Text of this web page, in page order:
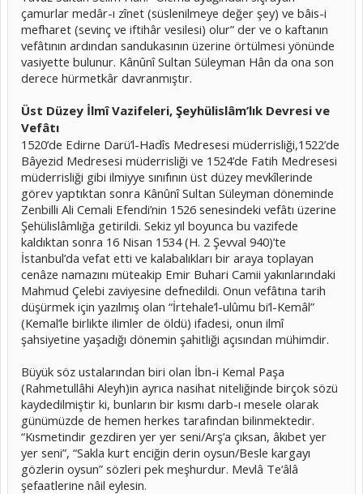
çamurlar medâr-ı zînet (süslenilmeye değer şey) ve bâis-i
mefharet (sevinç ve iftihâr vesilesi) olur” der ve o kaftanın
vefâtının ardından sandukasının üzerine örtülmesi yönünde
vasiyette bulunur. Kânûnî Sultan Süleyman Hân da ona son
derece hürmetkâr davranmıştır.
Üst Düzey İlmî Vazifeleri, Şeyhülislâm’lık Devresi ve
Vefâtı
1520’de Edirne Darü’l-Hadîs Medresesi müderrisliği,1522’de
Bâyezid Medresesi müderrisliği ve 1524’de Fatih Medresesi
müderrisliği gibi ilmiyye sınıfının üst düzey mevkîlerinde
görev yaptıktan sonra Kânûnî Sultan Süleyman döneminde
Zenbilli Ali Cemali Efendi’nin 1526 senesindeki vefâtı üzerine
Şehülislâmlığa getirildi. Sekiz yıl boyunca bu vazifede
kaldıktan sonra 16 Nisan 1534 (H. 2 Şevval 940)’te
İstanbul’da vefat etti ve kalabalıkları bir araya toplayan
cenâze namazını müteakip Emir Buhari Camii yakınlarındaki
Mahmud Çelebi zaviyesine defnedildi. Onun vefâtına tarih
düşürmek için yazılmış olan “İrtehale’l-ulûmu bi’l-Kemâl”
(Kemal’le birlikte ilimler de öldü) ifadesi, onun ilmî
şahsiyetine yaşadığı dönemin şahitliği açısından mühimdir.
Büyük söz ustalarından biri olan İbn-i Kemal Paşa
(Rahmetullâhi Aleyh)in ayrıca nasihat niteliğinde birçok sözü
kaydedilmiştir ki, bunların bir kısmı darb-ı mesele olarak
günümüzde de hemen herkes tarafından bilinmektedir.
“Kısmetindir gezdiren yer yer seni/Arş’a çıksan, âkıbet yer
yer seni”, “Sakla kurt enciğin derin oysun/Besle kargayı
gözlerin oysun” sözleri pek meşhurdur. Mevlâ Te‘âlâ
şefaatlerine nâil eylesin.